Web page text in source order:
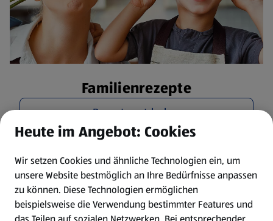
Familienrezepte
Rezepte entdecken
Heute im Angebot: Cookies
Wir setzen Cookies und ähnliche Technologien ein, um
unsere Website bestmöglich an Ihre Bedürfnisse anpassen
zu können. Diese Technologien ermöglichen
beispielsweise die Verwendung bestimmter Features und